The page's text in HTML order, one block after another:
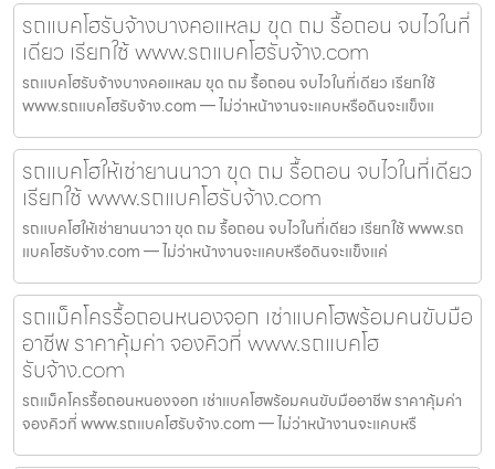
รถแบคโฮรับจ้างบางคอแหลม ขุด ถม รื้อถอน จบไวในที่
เดียว เรียกใช้ www.รถแบคโฮรับจ้าง.com
รถแบคโฮรับจ้างบางคอแหลม ขุด ถม รื้อถอน จบไวในที่เดียว เรียกใช้
www.รถแบคโฮรับจ้าง.com — ไม่ว่าหน้างานจะแคบหรือดินจะแข็งแ
รถแบคโฮให้เช่ายานนาวา ขุด ถม รื้อถอน จบไวในที่เดียว
เรียกใช้ www.รถแบคโฮรับจ้าง.com
รถแบคโฮให้เช่ายานนาวา ขุด ถม รื้อถอน จบไวในที่เดียว เรียกใช้ www.รถ
แบคโฮรับจ้าง.com — ไม่ว่าหน้างานจะแคบหรือดินจะแข็งแค่
รถแม็คโครรื้อถอนหนองจอก เช่าแบคโฮพร้อมคนขับมือ
อาชีพ ราคาคุ้มค่า จองคิวที่ www.รถแบคโฮ
รับจ้าง.com
รถแม็คโครรื้อถอนหนองจอก เช่าแบคโฮพร้อมคนขับมืออาชีพ ราคาคุ้มค่า
จองคิวที่ www.รถแบคโฮรับจ้าง.com — ไม่ว่าหน้างานจะแคบหรื